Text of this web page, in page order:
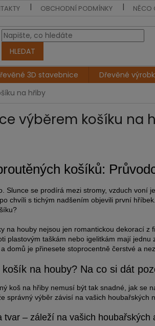
OBCHODNÍ PODMÍNKY NĚCO
HLEDAT
3D stavebnice Dřevěné
na hřiby
výběrem košíku na
košíků:
Slunce se prodírá mezi stromy, vzduch voní
chvíli s tichým nadšením objevili první
na houby nejsou jen romantickou dekorací
plastovým taškám nebo igelitkám mají jednu
a domů je přinesete stoprocentně čerstvé a
na houby? Na co si dát
koš na hřiby nemusí být tak snadné, jak se
správný výběr závisí na vašich houbařských
tvar – záleží na vašich houbařských